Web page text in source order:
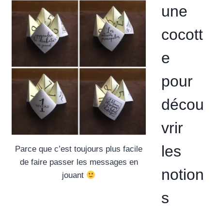
Parce que c’est toujours plus facile
de faire passer les messages en
jouant
une
cocott
e
pour
décou
vrir
les
notion
s